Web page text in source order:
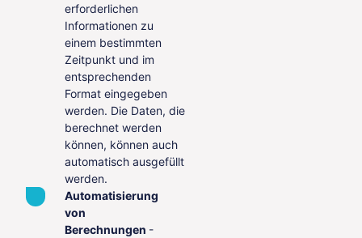
erforderlichen
Informationen zu
einem bestimmten
Zeitpunkt und im
entsprechenden
Format eingegeben
werden. Die Daten, die
berechnet werden
können, können auch
automatisch ausgefüllt
werden.
Automatisierung
von
Berechnungen -